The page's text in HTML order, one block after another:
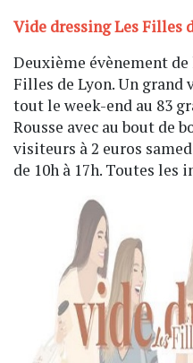
Vide dressing Les Filles
Deuxième évènement de
Filles de Lyon. Un grand
tout le week-end au 83
Rousse avec au bout de
visiteurs à 2 euros
de 10h à 17h. Toutes